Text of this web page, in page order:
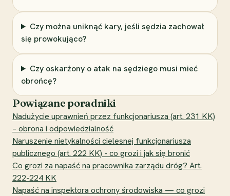
Czy można uniknąć kary, jeśli sędzia zachował
się prowokująco?
Czy oskarżony o atak na sędziego musi mieć
obrońcę?
Powiązane poradniki
Nadużycie uprawnień przez funkcjonariusza (art. 231 KK)
– obrona i odpowiedzialność
Naruszenie nietykalności cielesnej funkcjonariusza
publicznego (art. 222 KK) - co grozi i jak się bronić
Co grozi za napaść na pracownika zarządu dróg? Art.
222-224 KK
Napaść na inspektora ochrony środowiska — co grozi